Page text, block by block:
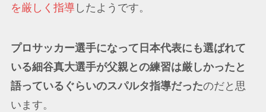
を厳しく指導 したようです。
プロサッカー選手になって日本代表にも選ばれて
いる細谷真大選手が父親との練習は厳しかったと
語っているぐらいのスパルタ指導だったのだと思
います。